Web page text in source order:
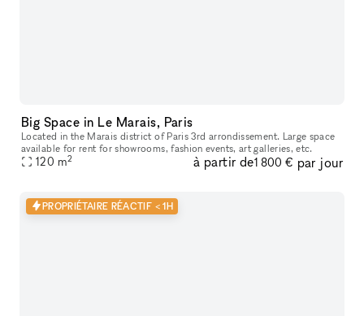
Big Space in Le Marais, Paris
Located in the Marais district of Paris 3rd arrondissement. Large space
available for rent for showrooms, fashion events, art galleries, etc.
120 m2 à partir de1 800 € par jour
PROPRIÉTAIRE RÉACTIF < 1H